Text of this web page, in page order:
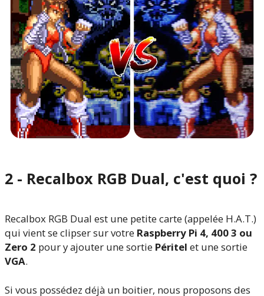
2 - Recalbox RGB Dual, c'est quoi ?
Recalbox RGB Dual est une petite carte (appelée H.A.T.)
qui vient se clipser sur votre Raspberry Pi 4, 400 3 ou
Zero 2 pour y ajouter une sortie Péritel et une sortie
VGA.
Si vous possédez déjà un boitier, nous proposons des